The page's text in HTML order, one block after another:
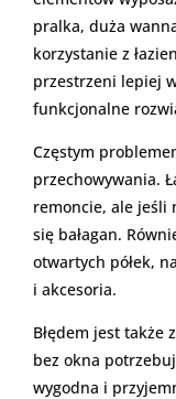
pralka, duża
korzystanie z
przestrzeni lepiej
funkcjonalne
Częstym
przechowywania.
remoncie, ale jeśli
się bałagan.
otwartych półek,
i akcesoria.
Błędem jest także
bez okna
wygodna i